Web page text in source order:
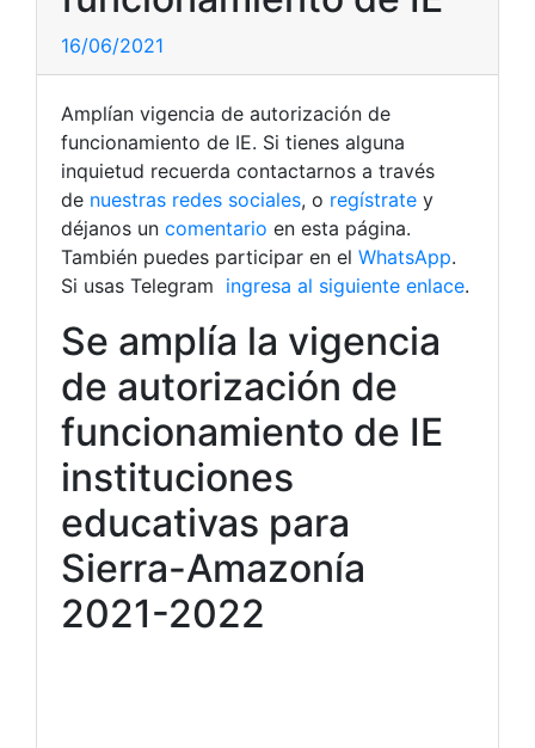
16/06/2021
Amplían vigencia de autorización de
funcionamiento de IE. Si tienes alguna
inquietud recuerda contactarnos a través
de nuestras redes sociales, o regístrate y
déjanos un comentario en esta página.
También puedes participar en el WhatsApp.
Si usas Telegram ingresa al siguiente enlace.
Se amplía la vigencia
de autorización de
funcionamiento de IE
instituciones
educativas para
Sierra-Amazonía
2021-2022